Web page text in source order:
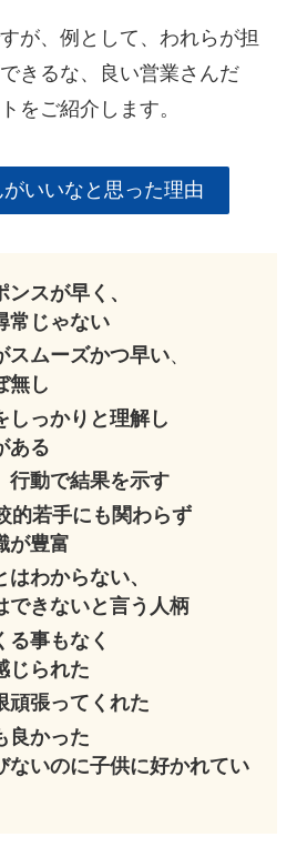
が、例として、われらが担
きるな、良い営業さんだ
をご紹介します。
いいなと思った理由
スが早く、
常じゃない
スムーズかつ早い、
無し
しっかりと理解し
ある
行動で結果を示す
的若手にも関わらず
が豊富
わからない、
できないと言う人柄
る事もなく
じられた
頑張ってくれた
良かった
ないのに子供に好かれてい